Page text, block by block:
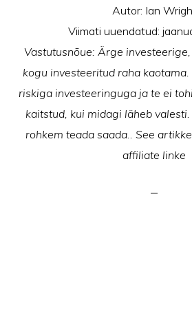
Autor: Ian
Viimati uuendatud:
Vastutusnõue: Ärge
kogu investeeritud raha
riskiga investeeringuga ja te ei
kaitstud, kui midagi läheb
rohkem teada saada.. See
affiliate linke